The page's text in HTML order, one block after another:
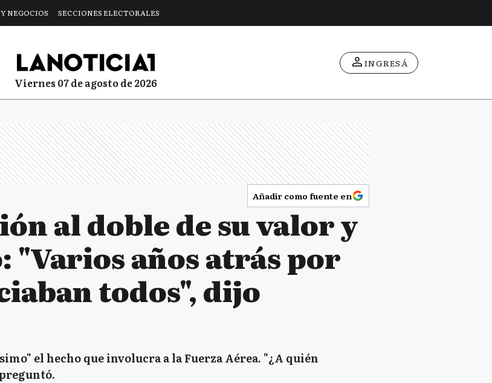
NEGOCIOS SECCIONES ELECTORALES
viernes 07 de agosto de 2026
INGRESÁ
Añadir como fuente en
al doble de su valor y
"Varios años atrás por
todos", dijo
el hecho que involucra a la Fuerza Aérea. "¿A quién